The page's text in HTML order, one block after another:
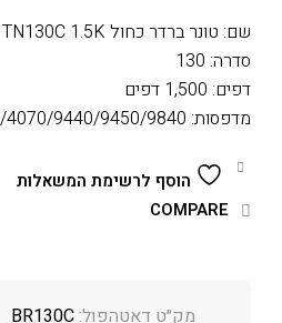
שם: טונר ברדר כחול BROTHER TN130C 1.5K
סדרה: 130
דפים: 1,500 דפים
מדפסות: 9040/4040/4050/4070/9440/9450/9840
הוסף לרשימת המשאלות
COMPARE
מק״ט דאטהפול:BR130C